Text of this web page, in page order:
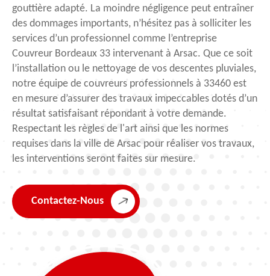
gouttière adapté. La moindre négligence peut entraîner
des dommages importants, n’hésitez pas à solliciter les
services d’un professionnel comme l’entreprise
Couvreur Bordeaux 33 intervenant à Arsac. Que ce soit
l’installation ou le nettoyage de vos descentes pluviales,
notre équipe de couvreurs professionnels à 33460 est
en mesure d’assurer des travaux impeccables dotés d’un
résultat satisfaisant répondant à votre demande.
Respectant les règles de l'art ainsi que les normes
requises dans la ville de Arsac pour réaliser vos travaux,
les interventions seront faites sur mesure.
Contactez-Nous